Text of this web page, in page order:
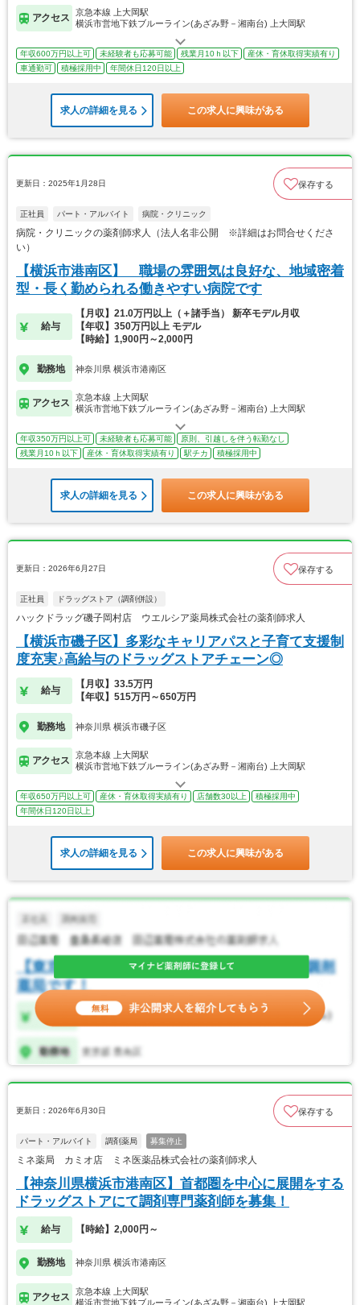
アクセス
京急本線 上大岡駅
横浜市営地下鉄ブルーライン(あざみ野－湘南台) 上大岡駅
年収600万円以上可 未経験者も応募可能 残業月10ｈ以下
産休・育休取得実績有り
車通勤可
積極採用中 年間休日120日以上
求人の詳細を見る この求人に興味がある
更新日：2025年1月28日 保存する
正社員 パート・アルバイト 病院・クリニック
病院・クリニックの薬剤師求人（法人名非公開 ※詳細はお問合せくださ
い）
【横浜市港南区】 職場の雰囲気は良好な、地域密着
型・長く勤められる働きやすい病院です
給与
【月収】21.0万円以上（＋諸手当） 新卒モデル月収
【年収】350万円以上 モデル
【時給】1,900円～2,000円
勤務地 神奈川県 横浜市港南区
アクセス
京急本線 上大岡駅
横浜市営地下鉄ブルーライン(あざみ野－湘南台) 上大岡駅
年収350万円以上可 未経験者も応募可能
原則、引越しを伴う転勤なし
残業月10ｈ以下
産休・育休取得実績有り 駅チカ 積極採用中
求人の詳細を見る この求人に興味がある
更新日：2026年6月27日 保存する
正社員 ドラッグストア（調剤併設）
ハックドラッグ磯子岡村店 ウエルシア薬局株式会社の薬剤師求人
【横浜市磯子区】多彩なキャリアパスと子育て支援制
度充実♪高給与のドラッグストアチェーン◎
給与
【月収】33.5万円
【年収】515万円～650万円
勤務地 神奈川県 横浜市磯子区
アクセス
京急本線 上大岡駅
横浜市営地下鉄ブルーライン(あざみ野－湘南台) 上大岡駅
年収650万円以上可 産休・育休取得実績有り 店舗数30以上
積極採用中
年間休日120日以上
求人の詳細を見る この求人に興味がある
更新日：2026年6月30日 保存する
パート・アルバイト 調剤薬局 募集停止
ミネ薬局 カミオ店 ミネ医薬品株式会社の薬剤師求人
【神奈川県横浜市港南区】首都圏を中心に展開をする
ドラッグストアにて調剤専門薬剤師を募集！
給与 【時給】2,000円～
勤務地 神奈川県 横浜市港南区
アクセス
京急本線 上大岡駅
横浜市営地下鉄ブルーライン(あざみ野－湘南台) 上大岡駅